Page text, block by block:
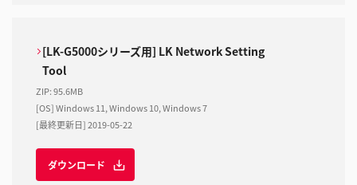
[LK-G5000シリーズ用] LK Network Setting
Tool
ZIP:95.6MB
[OS] Windows 11, Windows 10, Windows 7
[最終更新日] 2019-05-22
ダウンロード